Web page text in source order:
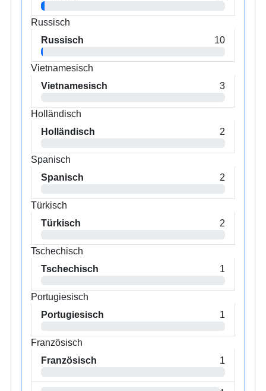
Russisch
Russisch
10
Vietnamesisch
Vietnamesisch
3
Holländisch
Holländisch
2
Spanisch
Spanisch
2
Türkisch
Türkisch
2
Tschechisch
Tschechisch
1
Portugiesisch
Portugiesisch
1
Französisch
Französisch
1